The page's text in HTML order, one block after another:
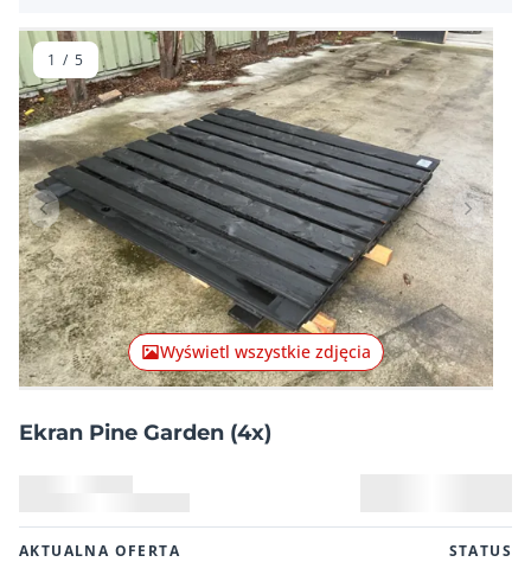
Poprzednia pozycja
Wyświetl wszystkie zdjęcia
1 / 5
Ekran Pine Garden (4x)
AKTUALNA OFERTA STATUS